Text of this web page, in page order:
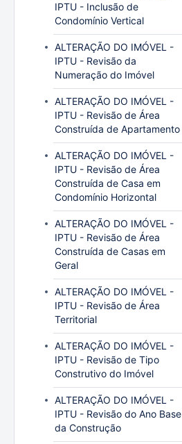
IPTU - Inclusão de
Condomínio Vertical
ALTERAÇÃO DO IMÓVEL -
IPTU - Revisão da
Numeração do Imóvel
ALTERAÇÃO DO IMÓVEL -
IPTU - Revisão de Área
Construída de Apartamento
ALTERAÇÃO DO IMÓVEL -
IPTU - Revisão de Área
Construída de Casa em
Condomínio Horizontal
ALTERAÇÃO DO IMÓVEL -
IPTU - Revisão de Área
Construída de Casas em
Geral
ALTERAÇÃO DO IMÓVEL -
IPTU - Revisão de Área
Territorial
ALTERAÇÃO DO IMÓVEL -
IPTU - Revisão de Tipo
Construtivo do Imóvel
ALTERAÇÃO DO IMÓVEL -
IPTU - Revisão do Ano Base
da Construção